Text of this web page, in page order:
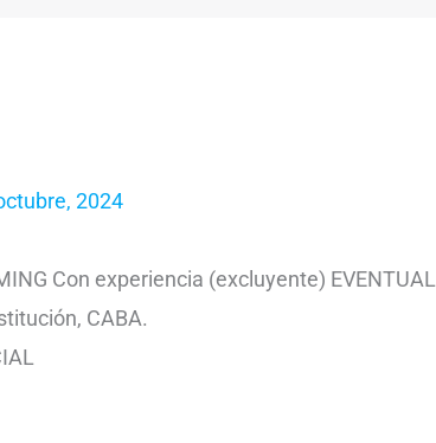
2024
Con experiencia (excluyente) EVENTUAL
CABA.